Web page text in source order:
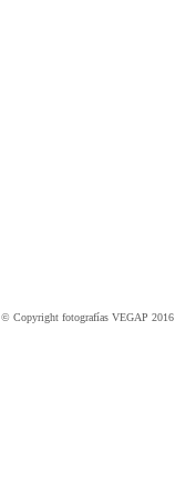
© Copyright fotografías VEGAP 2016